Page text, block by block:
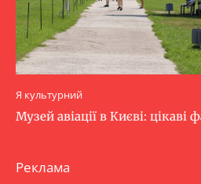
Я культурний
Музей авіації в Києві: цікаві
Реклама